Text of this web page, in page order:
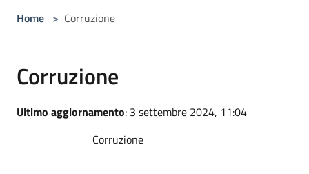
Home > Corruzione
Corruzione
Ultimo aggiornamento: 3 settembre 2024, 11:04
Corruzione